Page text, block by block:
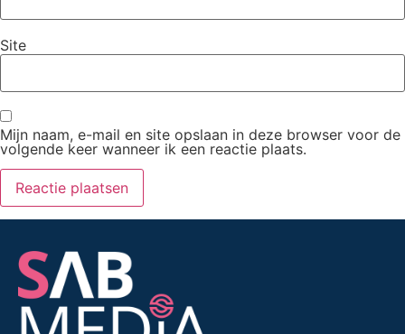
Site
Mijn naam, e-mail en site opslaan in deze browser voor de
volgende keer wanneer ik een reactie plaats.